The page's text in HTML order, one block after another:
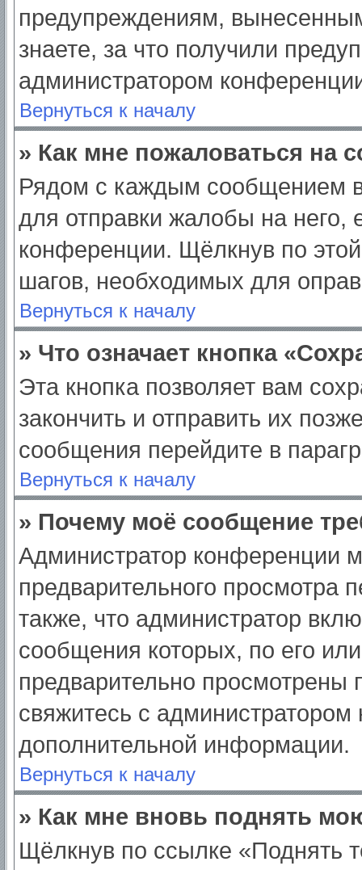
предупреждениям,
знаете, за что получили
администратором
Вернуться к началу
» Как мне пожаловаться на
Рядом с каждым сообщением
для отправки жалобы на него,
конференции. Щёлкнув по
шагов, необходимых для
Вернуться к началу
» Что означает кнопка
Эта кнопка позволяет вам
закончить и отправить их
сообщения перейдите в
Вернуться к началу
» Почему моё сообщение
Администратор конференции
предварительного просмотра
также, что администратор
сообщения которых, по его
предварительно просмотрены
свяжитесь с
дополнительной информации.
Вернуться к началу
» Как мне вновь поднять
Щёлкнув по ссылке «Поднять